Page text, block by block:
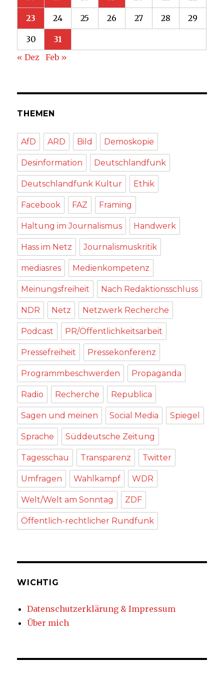
23 24 25 26 27 28 29
30
31
« Dez
Feb »
THEMEN
AfD ARD Bild Demoskopie
Desinformation Deutschlandfunk
Deutschlandfunk Kultur Ethik
Facebook FAZ Framing
Haltung im Journalismus Handwerk
Hass im Netz Journalismuskritik
mediasres Medienkompetenz
Meinungsfreiheit Nach Redaktionsschluss
NDR Netz Netzwerk Recherche
Podcast PR/Öffentlichkeitsarbeit
Pressefreiheit Pressekonferenz
Programmbeschwerden Propaganda
Radio Recherche Republica
Sagen und meinen Social Media Spiegel
Sprache Süddeutsche Zeitung
Tagesschau Transparenz Twitter
Umfragen Wahlkampf WDR
Welt/Welt am Sonntag ZDF
Öffentlich-rechtlicher Rundfunk
WICHTIG
Datenschutzerklärung & Impressum
Über mich